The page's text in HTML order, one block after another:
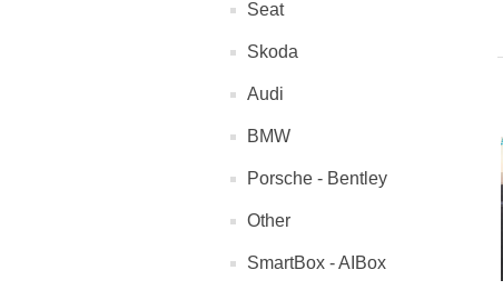
Seat
Skoda
Audi
BMW
Porsche - Bentley
Other
SmartBox - AIBox